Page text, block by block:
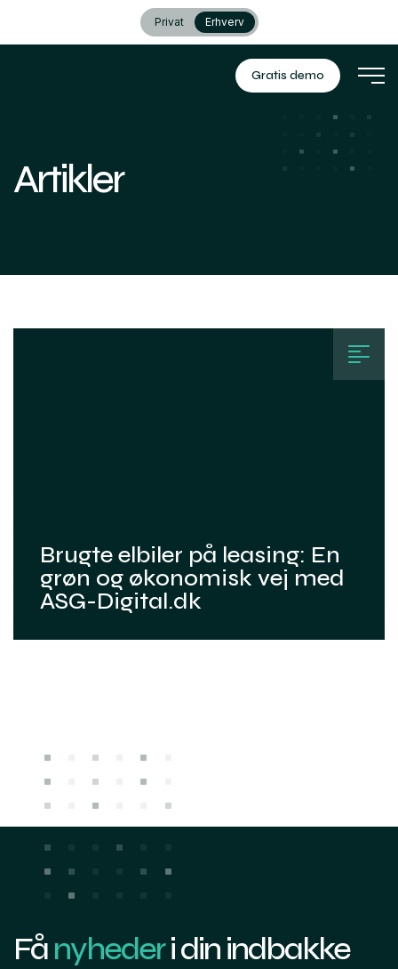
Privat Erhverv
Gratis demo
Artikler
Brugte elbiler på leasing: En
grøn og økonomisk vej med
ASG-Digital.dk
Fånyhederi din indbakke